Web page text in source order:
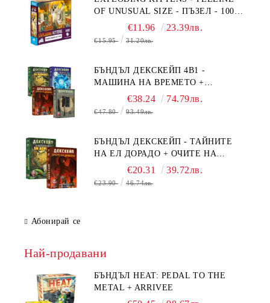
OF UNUSUAL SIZE - ПЪЗЕЛ - 1000
ЧАСТИ - ПРЕОЦЕНЕН - СРЕДНА
ПОВРЕДА НА КУТИЯТА
€11.96 23.39лв.
€15.95 31.20лв.
БЪНДЪЛ ДЕКСКЕЙП 4В1 -
МАШИНА НА ВРЕМЕТО +
БЯГСТВО ОТ АЛКАТРАЗ +
ТАЙНИТЕ НА ЕЛ ДОРАДО +
€38.24 74.79лв.
€47.80 93.49лв.
БЪНДЪЛ ДЕКСКЕЙП - ТАЙНИТЕ
НА ЕЛ ДОРАДО + ОЧИТЕ НА
ДРАКОНА€20.31 39.72лв.
€23.90 46.74лв.
Абонирай се
Най-продавани
БЪНДЪЛ HEAT: PEDAL TO THE
METAL + ARRIVEE